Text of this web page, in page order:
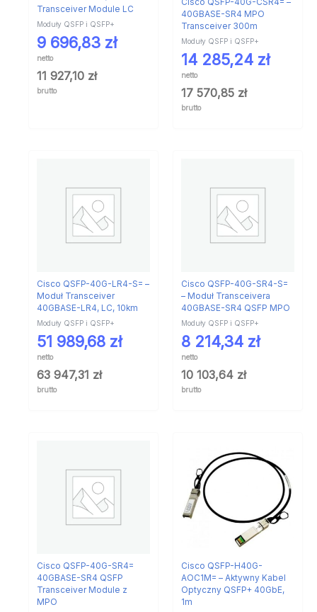
Transceiver Module LC
Moduły QSFP i QSFP+
9 696,83 zł
netto
11 927,10 zł
brutto
40GBASE-SR4 MPO
Transceiver 300m
Moduły QSFP i QSFP+
14 285,24 zł
netto
17 570,85 zł
brutto
Cisco QSFP-40G-LR4-S= –
Moduł Transceiver
40GBASE-LR4, LC, 10km
Moduły QSFP i QSFP+
51 989,68 zł
netto
63 947,31 zł
brutto
Cisco QSFP-40G-SR4-S=
– Moduł Transceivera
40GBASE-SR4 QSFP MPO
Moduły QSFP i QSFP+
8 214,34 zł
netto
10 103,64 zł
brutto
Cisco QSFP-40G-SR4=
40GBASE-SR4 QSFP
Transceiver Module z
MPO
Cisco QSFP-H40G-
AOC1M= – Aktywny Kabel
Optyczny QSFP+ 40GbE,
1m